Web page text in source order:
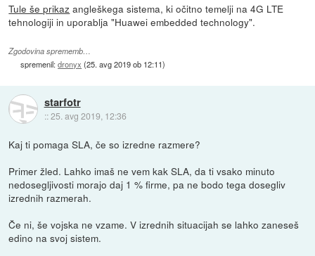
Tule še prikaz angleškega sistema, ki očitno temelji na 4G LTE
tehnologiji in uporablja "Huawei embedded technology".
Zgodovina sprememb…
spremenil:dronyx (25. avg 2019 ob 12:11)
starfotr
::25. avg 2019, 12:36
Kaj ti pomaga SLA, če so izredne razmere?
Primer žled. Lahko imaš ne vem kak SLA, da ti vsako minuto
nedosegljivosti morajo daj 1 % firme, pa ne bodo tega dosegliv
izrednih razmerah.
Če ni, še vojska ne vzame. V izrednih situacijah se lahko zaneseš
edino na svoj sistem.